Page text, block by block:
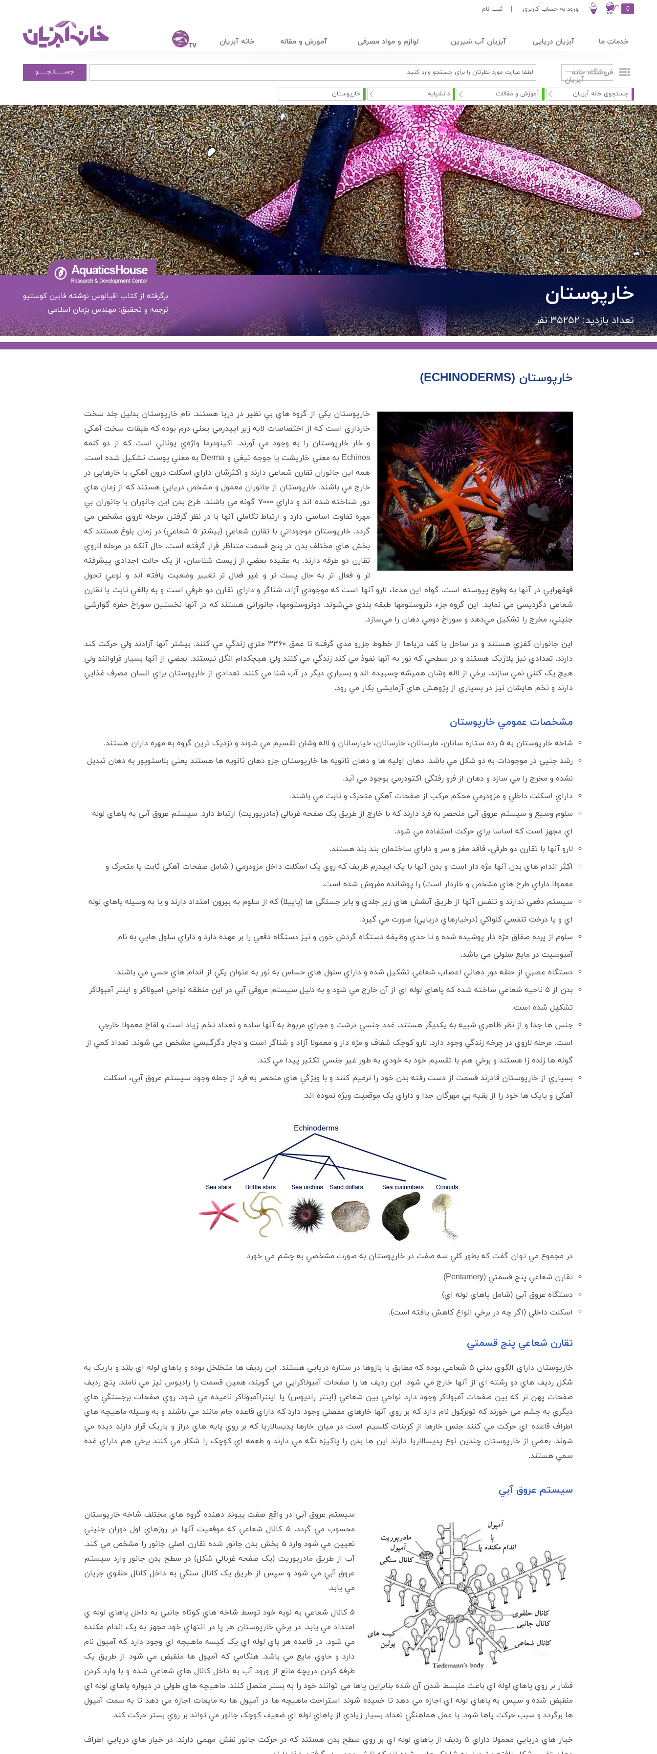
0 ورود به حساب کاربری ثبت نام
خدمات ما آبزیان دریایی آبزیان آب شیرین لوازم و مواد مصرفی آموزش و مقاله خانه آبزیان
فروشگاه خانه
آبزیان
جســــــتـجــــــو
جستجوی خانه آبزیان آموزش و مقالات دانشپایه خارپوستان
خارپوستان
تعداد بازدید: ۳۵۲۵۲ نفر
برگرفته از کتاب اقیانوس نوشته فابین کوستیو
ترجمه و تحقیق: مهندس پژمان اسلامی
خارپوستان (ECHINODERMS)
خارپوستان يکي از گروه هاي بي نظير در دريا هستند. نام خارپوستان بدليل جلد سخت
خارداري است که از اختصاصات لايه زير اپيدرمي يعني درم بوده که طبقات سخت آهکي
و خار خارپوستان را به وجود مي آورند. اکينودرما واژه‌ي يوناني است که از دو کلمه
Echinos به معني خارپشت يا جوجه تيغي و Derma به معني پوست تشکيل شده است.
همه اين جانوران تقارن شعاعي دارند و اکثرشان داراي اسکلت درون آهکي با خارهايي در
خارج مي باشند. خارپوستان از جانوران معمول و مشخص دريايي هستند که از زمان هاي
دور شناخته شده اند و داراي ۷۰۰۰ گونه مي باشند. طرح بدن اين جانوران با جانوران بي
مهره تفاوت اساسي دارد و ارتباط تکاملي آنها با در نظر گرفتن مرحله لاروي مشخص مي
گردد. خارپوستان موجوداتي با تقارن شعاعي (بيشتر ۵ شعاعي) در زمان بلوغ هستند که
بخش هاي مختلف بدن در پنج قسمت متناظر قرار گرفته است. حال آنکه در مرحله لاروي
تقارن دو طرفه دارند. به عقيده بعضي از زيست شناسان، از يک حالت اجدادي پيشرفته
تر و فعال تر به حال پست تر و غير فعال تر تغيير وضعيت يافته اند و نوعي تحول
قهقهرايي در آنها به وقوع پيوسته است. گواه اين مدعا، لارو آنها است که موجودي آزاد، شناگر و داراي تقارن دو طرفي است و به بالغي ثابت با تقارن
شعاعي دگرديسي مي نمايد. اين گروه جزء دتروستومها طبقه بندي مي‌شوند. دوتروستومها، جانوراني هستند که در آنها نخستين سوراخ حفره گوارشي
جنيني، مخرج را تشکيل مي‌دهد و سوراخ دومي دهان را مي‌سازد.
اين جانوران کفزي هستند و در ساحل يا کف درياها از خطوط جزرو مدي گرفته تا عمق ۳۳۶۰ متري زندگي مي کنند. بيشتر آنها آزادند ولي حرکت کند
دارند. تعدادي نيز پلاژيک هستند و در سطحي که نور به آنها نفوذ مي کند زندگي مي کنند ولي هيچکدام انگل نيستند. بعضي از آنها بسيار فراوانند ولي
هيچ يک کلني نمي سازند. برخي از لاله وشان هميشه چسبيده اند و بسياري ديگر در آب شنا مي کنند. تعدادي از خارپوستان براي انسان مصرف غذايي
دارند و تخم هايشان نيز در بسياري از پژوهش هاي آزمايشي بکار مي رود.
مشخصات عمومي خارپوستان
شاخه خارپوستان به ۵ رده ستاره سانان، مارسانان، خارسانان، خيارسانان و لاله وشان تقسيم مي شوند و نزديک ترين گروه به مهره داران هستند.
رشد جنيي در موجودات به دو شکل مي باشد. دهان اوليه ها و دهان ثانويه ها خارپوستان جزو دهان ثانويه ها هستند يعني بلاستوپور به دهان تبديل
نشده و مخرج را مي سازد و دهان از فرو رفتگي اکتودرمي بوجود مي آيد.
داراي اسکلت داخلي و مزودرمي محکم مرکب از صفحات آهکي متحرک و ثابت مي باشند.
سلوم وسيع و سيستم عروق آبي منحصر به فرد دارند که با خارج از طريق يک صفحه غربالي (مادرپوريت) ارتباط دارد. سيستم عروق آبي به پاهاي لوله
اي مجهز است که اساسا براي حرکت استفاده مي شود.
لارو آنها با تقارن دو طرفي، فاقد مغز و سر و داراي ساختمان بند بند هستند.
اکثر اندام هاي بدن آنها مژه دار است و بدن آنها با يک اپيدرم ظريف که روي يک اسکلت داخل مزودرمي ( شامل صفحات آهکي ثابت يا متحرک و
معمولا داراي طرح هاي مشخص و خاردار است) را پوشانده مفروش شده است.
سيستم دفعي ندارند و تنفس آنها از طريق آبشش هاي زير جلدي و يابر جستگي ها (پاپيلا) که از سلوم به بيرون امتداد دارند و يا به وسيله پاهاي لوله
اي و يا درخت تنفسي کلواکي (درخيارهاي دريايي) صورت مي گيرد.
سلوم از پرده صفاق مژه دار پوشيده شده و تا حدي وظيفه دستگاه گردش خون و نيز دستگاه دفعي را بر عهده دارد و داراي سلول هايي به نام
آمبوسيت در مايع سلولي مي باشد.
دستگاه عصبي از حلقه دور دهاني اعصاب شعاعي تشکيل شده و داراي سلول هاي حساس به نور به عنوان يکي از اندام هاي حسي مي باشند.
بدن از ۵ ناحيه شعاعي ساخته شده که پاهاي لوله اي از آن خارج مي شود و به دليل سيستم عروقي آبي در اين منطقه نواحي امبولاکر و اينتر آمبولاکر
تشکيل شده است.
جنس ها جدا و از نظر ظاهري شبيه به يکديگر هستند. غدد جنسي درشت و مجراي مربوط به آنها ساده و تعداد تخم زياد است و لقاح معمولا خارجي
است. مرحله لاروي در چرخه زندگي وجود دارد. لارو کوچک شفاف و مژه دار و معمولا آزاد و شناگر است و دچار دگرگيسي مشخص مي شوند. تعداد کمي از
گونه ها زنده زا هستند و برخي هم با تقسيم خود به خودي به طور غير جنسي تکثير پيدا مي کند.
بسياري از خارپوستان قادرند قسمت از دست رفته بدن خود را ترميم کنند و با ويژگي هاي منحصر به فرد از جمله وجود سيستم عروق آبي، اسکلت
آهکي و پايک ها خود را از بقيه بي مهرگان جدا و داراي يک موقعيت ويژه نموده اند.
در مجموع مي توان گفت که بطور کلي سه صفت در خارپوستان به صورت مشخصي به چشم مي خورد
تقارن شعاعي پنج قسمتي (Pentamery)
دستگاه عروق آبي (شامل پاهاي لوله اي)
اسکلت داخلي (اگر چه در برخي انواع کاهش يافته است).
تقارن شعاعي پنج قسمتي
خارپوستان داراي الگوي بدني ۵ شعاعي بوده که مطابق با بازوها در ستاره دريايي هستند. اين رديف ها متخلخل بوده و پاهاي لوله اي بلند و باريک به
شکل رديف هاي دو رشته اي از آنها خارج مي شود. اين رديف ها را صفحات آمبولاکرايي مي گويند، همين قسمت را راديوس نيز مي نامند. پنج رديف
صفحات پهن تر که بين صفحات آمبولاکر وجود دارد نواحي بين شعاعي (اينتر راديوس) يا اينتراآمبولاکر ناميده مي شود. روي صفحات برجستگي هاي
ديگري به چشم مي خورند که توبرکول نام دارد که بر روي آنها خارهاي مفصلي وجود دارد که داراي قاعده جام مانند مي باشند و به وسيله ماهيچه هاي
اطراف قاعده اي حرکت مي کنند جنس خارها از کربنات کلسيم است در ميان خارها پديسالاريا که بر روي پايه هاي دراز و باريک قرار دارند ديده مي
شوند. بعضي از خارپوستان چندين نوع پديسالاريا دارند اين ها بدن را پاکيزه نگه مي دارند و طعمه اي کوچک را شکار مي کنند برخي هم داراي غده
سمي هستند.
سيستم عروق آبي
سيستم عروق آبي در واقع صفت پيوند دهنده گروه هاي مختلف شاخه خارپوستان
محسوب مي گردد. ۵ کانال شعاعي که موقعيت آنها در روزهاي اول دوران جنيني
تعيين مي شود وارد ۵ بخش بدن جانور شده تقارن اصلي جانور را مشخص مي کند.
آب از طريق مادرپوريت (يک صفحه غربالي شکل) در سطح بدن جانور وارد سيستم
عروق آبي مي شود و سپس از طريق يک کانال سنگي به داخل کانال حلقوي جريان
مي يابد.
۵ کانال شعاعي به نوبه خود توسط شاخه هاي کوتاه جانبي به داخل پاهاي لوله ي
امتداد مي يابد. در برخي خارپوستان هر پا در انتهاي خود مجهز به يک اندام مکنده
مي شود. در قاعده هر پاي لوله اي يک کيسه ماهيچه اي وجود دارد که آمپول نام
دارد و حاوي مايع مي باشد. هنگامي که آمپول ها منقبض مي شود از طريق يک
طرفه کردن دريچه مانع از ورود آب به داخل کانال هاي شعاعي شده و با وارد کردن
فشار بر روي پاهاي لوله اي باعث منبسط شدن آن شده بنابراين پاها مي توانند خود را به بستر متصل کنند. ماهيچه هاي طولي در ديواره پاهاي لوله اي
منقبض شده و سپس به پاهاي لوله اي اجازه مي دهد تا خميده شوند استراحت ماهيچه ها در آمپول ها به مايعات اجازه مي دهد تا به سمت آمپول
ها برگردد و سبب حرکت پاها شود. با عمل هماهنگي تعداد بسيار زيادي از پاهاي لوله اي ضعيف کوچک جانور مي تواند بر روي بستر حرکت کند.
خيار هاي دريايي معمولا داراي ۵ رديف از پاهاي لوله اي بر روي سطح بدن هستند که در حرکت جانور نقش مهمي دارند. در خيار هاي دريايي اطراف